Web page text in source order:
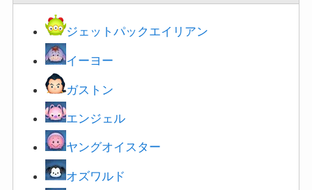
ジェットパックエイリアン
イーヨー
ガストン
エンジェル
ヤングオイスター
オズワルド